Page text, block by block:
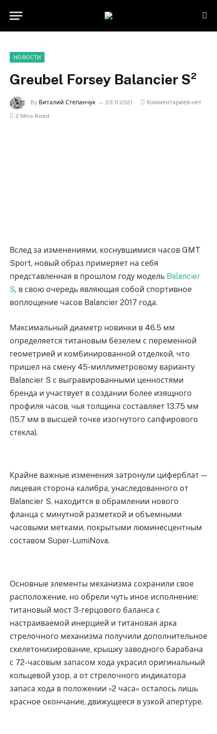
НОВОСТИ
Greubel Forsey Balancier S²
By Виталий Степанчук 23.11.2021
Комментариев нет
2 Mins Read
Вслед за изменениями, коснувшимися часов GMT
Sport, новый образ примеряет на себя
представленная в прошлом году модель Balancier
S, в свою очередь являющая собой спортивное
воплощение часов Balancier 2017 года.
Максимальный диаметр новинки в 46.5 мм
определяется титановым безелем с переменной
геометрией и комбинированной отделкой, что
пришел на смену 45-миллиметровому варианту
Balancier S с выгравированными ценностями
бренда и участвует в создании более изящного
профиля часов, чья толщина составляет 13.75 мм
(15.7 мм в высшей точке изогнутого сапфирового
стекла).
Крайне важные изменения затронули циферблат —
лицевая сторона калибра, унаследованного от
Balancier S, находится в обрамлении нового
фланца с минутной разметкой и объемными
часовыми метками, покрытыми люминесцентным
составом Super-LumiNova.
Основные элементы механизма сохранили свое
расположение, но обрели чуть иное исполнение:
титановый мост 3-герцового баланса с
настраиваемой инерцией и титановая арка
стрелочного механизма получили дополнительное
скелетонизирование, крышку заводного барабана
с 72-часовым запасом хода украсил оригинальный
кольцевой узор, а от стрелочного индикатора
запаса хода в положении «2 часа» осталось лишь
красное окончание, движущееся в узкой апертуре.